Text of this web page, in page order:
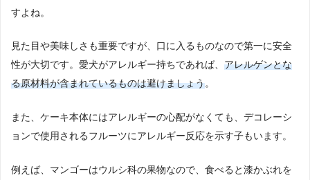
すよね。
見た目や美味しさも重要ですが、口に入るものなので第一に安全
性が大切です。愛犬がアレルギー持ちであれば、 アレルゲンとな
る原材料が含まれているものは避けましょう。
また、ケーキ本体にはアレルギーの心配がなくても、デコレーシ
ョンで使用されるフルーツにアレルギー反応を示す子もいます。
例えば、マンゴーはウルシ科の果物なので、食べると漆かぶれを